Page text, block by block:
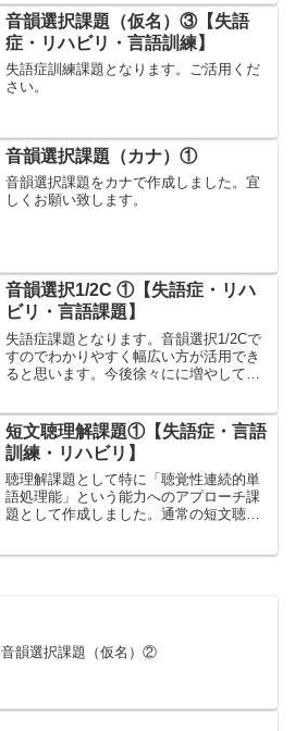
音韻選択課題（仮名）③【失語
症・リハビリ・言語訓練】
失語症訓練課題となります。ご活用くだ
さい。
音韻選択課題（カナ）①
音韻選択課題をカナで作成しました。宜
しくお願い致します。
音韻選択1/2C ①【失語症・リハ
ビリ・言語課題】
失語症課題となります。音韻選択1/2Cで
すのでわかりやすく幅広い方が活用でき
ると思います。今後徐々にに増やしてい
短文聴理解課題①【失語症・言語
訓練・リハビリ】
聴理解課題として特に「聴覚性連続的単
語処理能」という能力へのアプローチ課
題として作成しました。通常の短文聴理
音韻選択課題（仮名）②